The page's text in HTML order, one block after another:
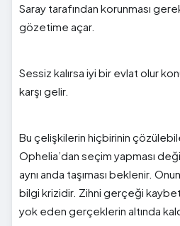
Saray tarafından korunması
gözetime açar.
Sessiz kalırsa iyi bir evlat olur
karşı gelir.
Bu çelişkilerin hiçbirinin
Ophelia’dan seçim yapması
aynı anda taşıması beklenir.
bilgi krizidir. Zihni gerçeği
yok eden gerçeklerin altında